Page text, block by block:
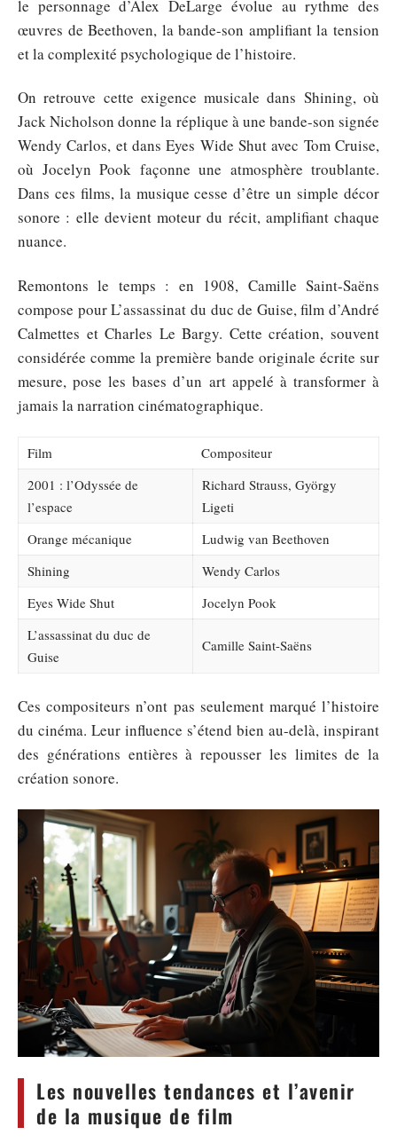
le personnage d’Alex DeLarge évolue au rythme des
œuvres de Beethoven, la bande-son amplifiant la tension
et la complexité psychologique de l’histoire.
On retrouve cette exigence musicale dans Shining, où
Jack Nicholson donne la réplique à une bande-son signée
Wendy Carlos, et dans Eyes Wide Shut avec Tom Cruise,
où Jocelyn Pook façonne une atmosphère troublante.
Dans ces films, la musique cesse d’être un simple décor
sonore : elle devient moteur du récit, amplifiant chaque
nuance.
Remontons le temps : en 1908, Camille Saint-Saëns
compose pour L’assassinat du duc de Guise, film d’André
Calmettes et Charles Le Bargy. Cette création, souvent
considérée comme la première bande originale écrite sur
mesure, pose les bases d’un art appelé à transformer à
jamais la narration cinématographique.
Film
Compositeur
2001 : l’Odyssée de
l’espace
Richard Strauss, György
Ligeti
Orange mécanique
Ludwig van Beethoven
Shining
Wendy Carlos
Eyes Wide Shut
Jocelyn Pook
L’assassinat du duc de
Guise
Camille Saint-Saëns
Ces compositeurs n’ont pas seulement marqué l’histoire
du cinéma. Leur influence s’étend bien au-delà, inspirant
des générations entières à repousser les limites de la
création sonore.
Les nouvelles tendances et l’avenir
de la musique de film